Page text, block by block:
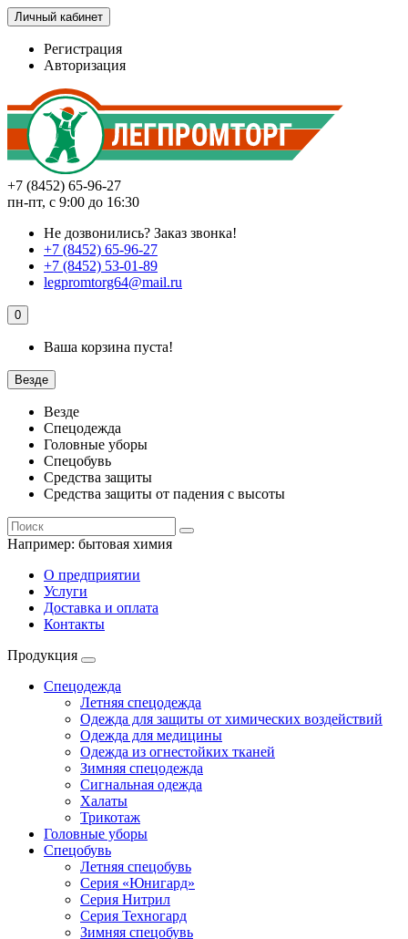
Личный кабинет
Регистрация
Авторизация
+7 (8452) 65-96-27
пн-пт, с 9:00 до 16:30
Не дозвонились? Заказ звонка!
+7 (8452) 65-96-27
+7 (8452) 53-01-89
legpromtorg64@mail.ru
0
Ваша корзина пуста!
Везде
Везде
Спецодежда
Головные уборы
Спецобувь
Средства защиты
Средства защиты от падения с высоты
Например: бытовая химия
О предприятии
Услуги
Доставка и оплата
Контакты
Продукция
Спецодежда
Летняя спецодежда
Одежда для защиты от химических воздействий
Одежда для медицины
Одежда из огнестойких тканей
Зимняя спецодежда
Сигнальная одежда
Халаты
Трикотаж
Головные уборы
Спецобувь
Летняя спецобувь
Серия «Юнигард»
Серия Нитрил
Серия Техногард
Зимняя спецобувь